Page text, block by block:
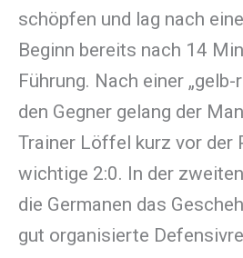
schöpfen und lag nach
Beginn bereits nach 14
Führung. Nach einer
den Gegner gelang der
Trainer Löffel kurz vor der
wichtige 2:0. In der
die Germanen das
gut organisierte